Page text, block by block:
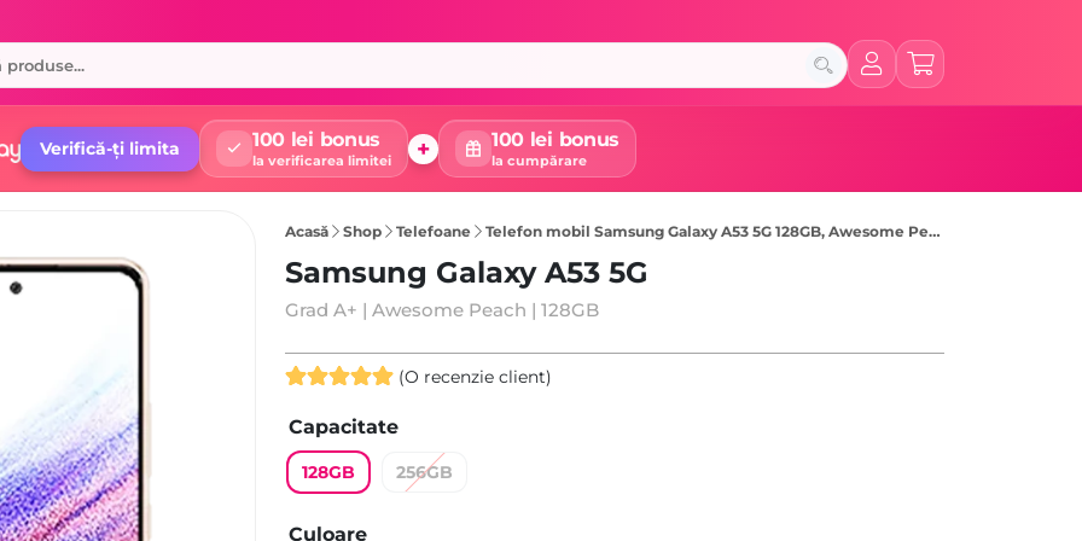
Verifică-ți limita 100 lei bonus
la verificarea limitei + 100 lei bonus
la cumpărare
Acasă Shop Telefoane Telefon mobil Samsung Galaxy A53 5G 128GB, Awesome Peach
Samsung Galaxy A53 5G
Grad A+ | Awesome Peach | 128GB
5.00din 5
pe baza
unei singure
evaluări
(O recenzie client)
Capacitate
128GB 256GB
Culoare